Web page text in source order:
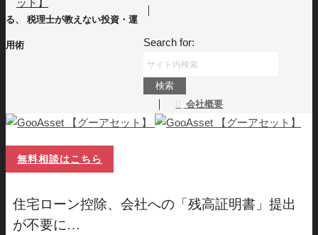
る、 税理士が教えない投資・運
用術
｜
Search for:
｜ 会社概要
無料相談はこちら
住宅ローン控除、会社への「残高証明書」提出
が不要に…